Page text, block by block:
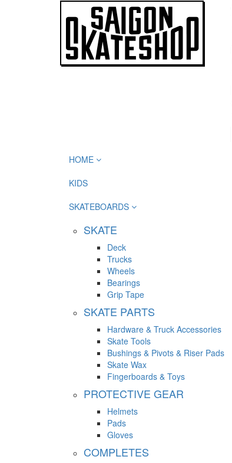
HOME
KIDS
SKATEBOARDS
SKATE
Deck
Trucks
Wheels
Bearings
Grip Tape
SKATE PARTS
Hardware & Truck Accessories
Skate Tools
Bushings & Pivots & Riser Pads
Skate Wax
Fingerboards & Toys
PROTECTIVE GEAR
Helmets
Pads
Gloves
COMPLETES